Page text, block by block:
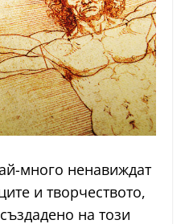
много ненавиждат
и творчеството,
на този